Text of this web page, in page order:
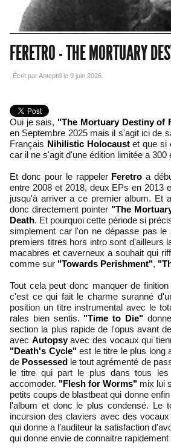
FERETRO - THE MORTUARY
Écrit par Antephil le 9 juin 2026
Oui je sais, "The Mortuary Destiny of
en Septembre 2025 mais il s'agit ici de
Français Nihilistic Holocaustet que si
car il ne s'agit d'une édition limitée a 300
Et donc pour le rappeler Feretro a
entre 2008 et 2018, deux EPs en 2013
jusqu'à arriver a ce premier album. Et
donc directement pointer "The
Death. Et pourquoi cette période si
simplement car l'on ne dépasse pas
premiers titres hors intro sont d'ailleurs
macabres et caverneux a souhait qui
comme sur "Towards Perishment",
Tout cela peut donc manquer de
c'est ce qui fait le charme suranné
position un titre instrumental avec le
rales bien sentis. "Time to Die"
section la plus rapide de l'opus avant
avec Autopsyavec des vocaux qui
"Death's Cycle"est le titre le plus long
de Possessed le tout agrémenté de
le titre qui part le plus dans tous
accomoder. "Flesh for Worms" mix lui
petits coups de blastbeat qui donne
l'album et donc le plus condensé. Le
incursion des claviers avec des
qui donne a l'auditeur la satisfaction
qui donne envie de connaitre